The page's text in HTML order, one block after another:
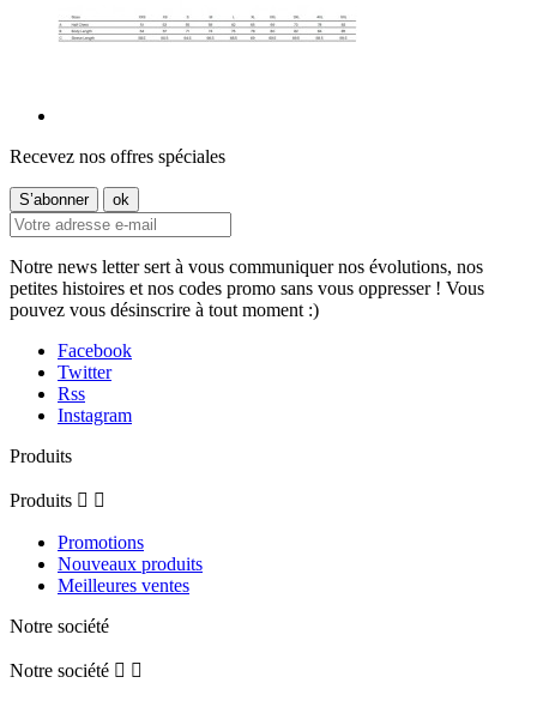
Recevez nos offres spéciales
Notre news letter sert à vous communiquer nos évolutions, nos
petites histoires et nos codes promo sans vous oppresser ! Vous
pouvez vous désinscrire à tout moment :)
Facebook
Twitter
Rss
Instagram
Produits
Produits  
Promotions
Nouveaux produits
Meilleures ventes
Notre société
Notre société  